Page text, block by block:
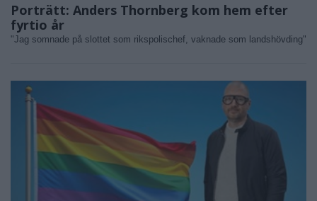
Porträtt: Anders Thornberg kom hem efter
fyrtio år
"Jag somnade på slottet som rikspolischef, vaknade som landshövding"